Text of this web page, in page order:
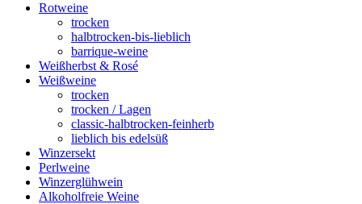
Rotweine
trocken
halbtrocken-bis-lieblich
barrique-weine
Weißherbst & Rosé
Weißweine
trocken
trocken / Lagen
classic-halbtrocken-feinherb
lieblich bis edelsüß
Winzersekt
Perlweine
Winzerglühwein
Alkoholfreie Weine